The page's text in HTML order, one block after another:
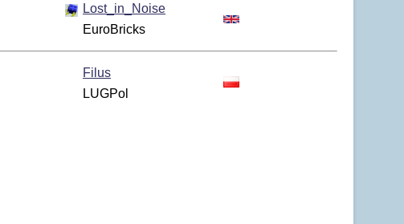
Lost_in_Noise
EuroBricks
Filus
LUGPol